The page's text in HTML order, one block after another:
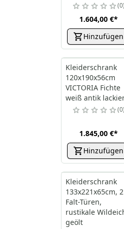
0
1.604,00 €*
Hinzufügen
Kleiderschrank
120x190x56cm
VICTORIA Fichte
weiß antik
0
1.845,00 €*
Hinzufügen
Kleiderschrank
133x221x65cm, 2
Falt-Türen,
rustikale
geölt